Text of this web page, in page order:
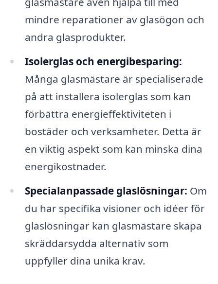
mindre reparationer av glasögon och
andra glasprodukter.
Isolerglas och energibesparing:
Många glasmästare är specialiserade
på att installera isolerglas som kan
förbättra energieffektiviteten i
bostäder och verksamheter. Detta är
en viktig aspekt som kan minska dina
energikostnader.
Specialanpassade glaslösningar: Om
du har specifika visioner och idéer för
glaslösningar kan glasmästare skapa
skräddarsydda alternativ som
uppfyller dina unika krav.